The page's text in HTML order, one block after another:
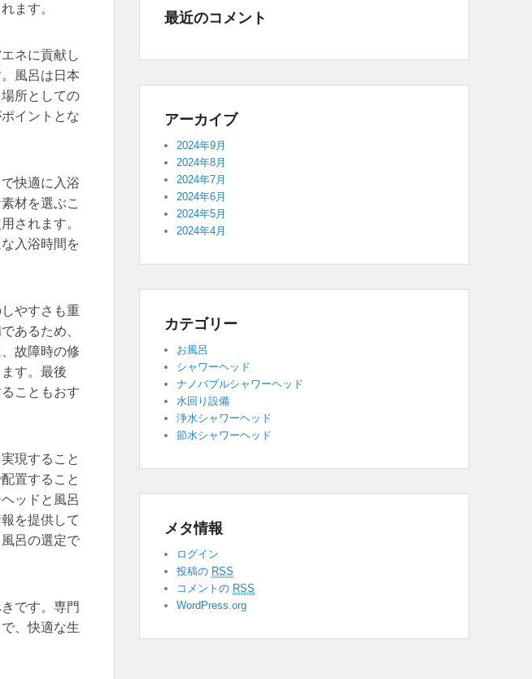
ます。
ネに貢献し
風呂は日本
所としての
イントとな
快適に入浴
材を選ぶこ
されます。
入浴時間を
やすさも重
あるため、
故障時の修
す。最後
こともおす
現すること
置すること
ッドと風呂
を提供して
呂の選定で
です。専門
、快適な生
最近のコメント
アーカイブ
2024年9月
2024年8月
2024年7月
2024年6月
2024年5月
2024年4月
カテゴリー
お風呂
シャワーヘッド
ナノバブルシャワーヘッド
水回り設備
浄水シャワーヘッド
節水シャワーヘッド
メタ情報
ログイン
投稿の RSS
コメントの RSS
WordPress.org